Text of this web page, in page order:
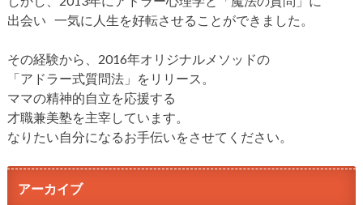
出会い 一気に人生を好転させることができました。
その経験から、2016年オリジナルメソッドの
「アドラー式質問法」をリリース。
ママの精神的自立を応援する
才職兼美塾を主宰しています。
なりたい自分になるお手伝いをさせてください。
アーカイブ